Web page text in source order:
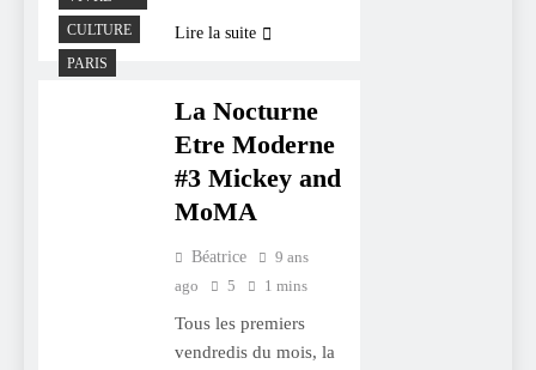
Lire la suite
CULTURE
PARIS
La Nocturne
Etre Moderne
#3 Mickey and
MoMA
Béatrice
9 ans
ago
5 1 mins
Tous les premiers
vendredis du mois, la